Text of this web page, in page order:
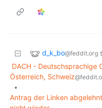
d_k_bo@feddit.org
DACH - Deutschsprachige
Österreich, Schweiz
•
Antrag der Linken